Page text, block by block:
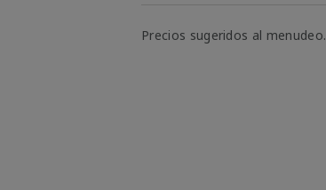
Precios sugeridos al menudeo.